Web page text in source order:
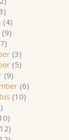
(4)
(9)
(3)
(5)
(9)
(6)
(10)